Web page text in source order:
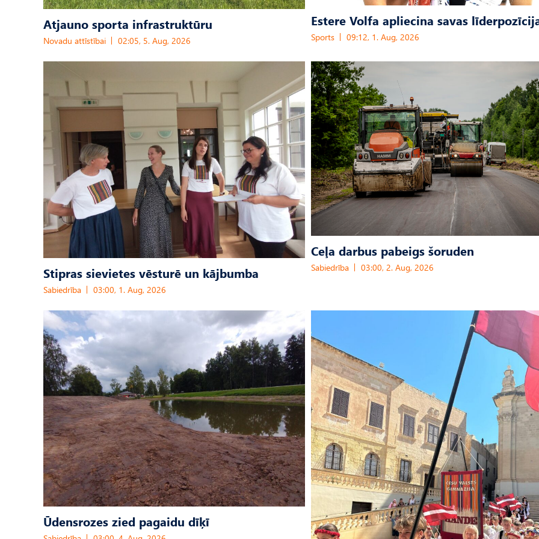
Atjauno sporta infrastruktūru
Novadu attīstībai 02:05, 5. Aug, 2026
Estere Volfa apliecina savas
Sports 09:12, 1. Aug, 2026
Stipras sievietes vēsturē un kājbumba
Sabiedrība 03:00, 1. Aug, 2026
Ceļa darbus pabeigs šoruden
Sabiedrība 03:00, 2. Aug, 2026
Ūdensrozes zied pagaidu dīķī